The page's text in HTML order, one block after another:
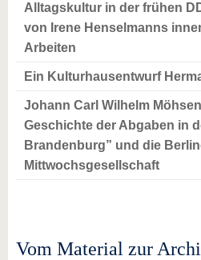
Alltagskultur in der frühen
von Irene Henselmanns
Arbeiten
Ein Kulturhausentwurf
Johann Carl Wilhelm
Geschichte der Abgaben in
Brandenburg” und die
Mittwochsgesellschaft
Vom Material zur